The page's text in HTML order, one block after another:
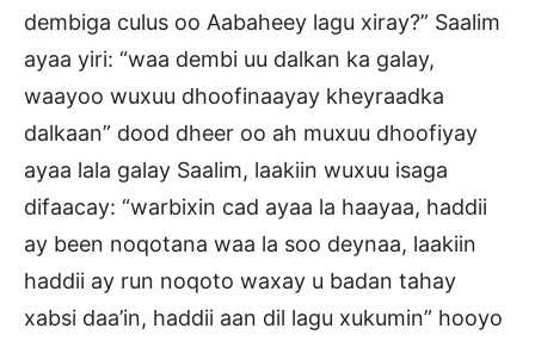
dembiga culus oo Aabaheey lagu xiray?” Saalim
ayaa yiri: “waa dembi uu dalkan ka galay,
waayoo wuxuu dhoofinaayay kheyraadka
dalkaan” dood dheer oo ah muxuu dhoofiyay
ayaa lala galay Saalim, laakiin wuxuu isaga
difaacay: “warbixin cad ayaa la haayaa, haddii
ay been noqotana waa la soo deynaa, laakiin
haddii ay run noqoto waxay u badan tahay
xabsi daa’in, haddii aan dil lagu xukumin” hooyo